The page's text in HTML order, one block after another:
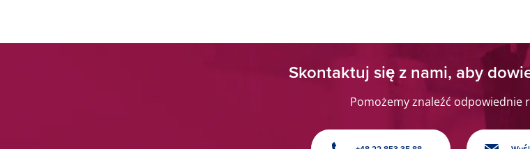
Skontaktuj się z nami, aby
Pomożemy znaleźć odpowiednie